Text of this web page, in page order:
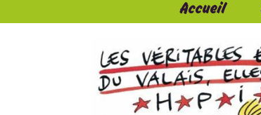
Accueil